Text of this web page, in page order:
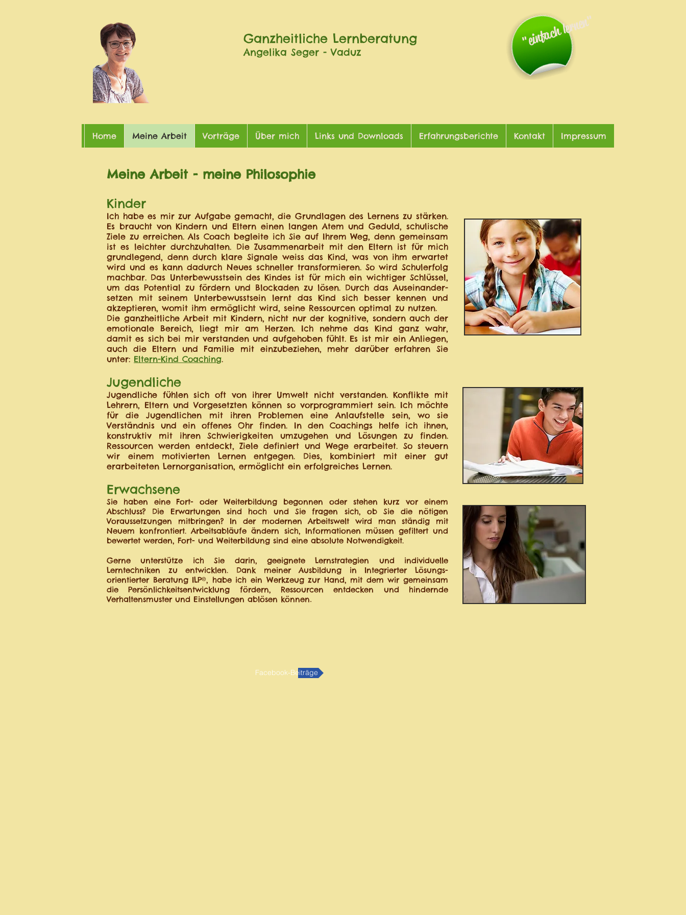
Ganzheitliche Lernberatung
Angelika Seger - Vaduz
"einfach lernen"
Home Meine Arbeit Vorträge Über mich Links und Downloads Erfahrungsberichte Kontakt Impressum
Meine Arbeit - meine Philosophie
Kinder
Ich habe es mir zur Aufgabe gemacht, die Grundlagen des Lernens zu stärken.
Es braucht von Kindern und Eltern einen langen Atem und Geduld, schulische
Ziele zu erreichen. Als Coach begleite ich Sie auf Ihrem Weg, denn gemeinsam
ist es leichter durchzuhalten. Die Zusammenarbeit mit den Eltern ist für mich
grundlegend, denn durch klare Signale weiss das Kind, was von ihm erwartet
wird und es kann dadurch Neues schneller transformieren. So wird Schulerfolg
machbar. Das Unterbewusstsein des Kindes ist für mich ein wichtiger Schlüssel,
um das Potential zu fördern und Blockaden zu lösen. Durch das Auseinander-
setzen mit seinem Unterbewusstsein lernt das Kind sich besser kennen und
akzeptieren, womit ihm ermöglicht wird, seine Ressourcen optimal zu nutzen.
Die ganzheitliche Arbeit mit Kindern, nicht nur der kognitive, sondern auch der
emotionale Bereich, liegt mir am Herzen. Ich nehme das Kind ganz wahr,
damit es sich bei mir verstanden und aufgehoben fühlt. Es ist mir ein Anliegen,
auch die Eltern und Familie mit einzubeziehen, mehr darüber erfahren Sie
unter: Eltern-Kind Coaching.
Jugendliche
Jugendliche fühlen sich oft von ihrer Umwelt nicht verstanden. Konflikte mit
Lehrern, Eltern und Vorgesetzten können so vorprogrammiert sein. Ich möchte
für die Jugendlichen mit ihren Problemen eine Anlaufstelle sein, wo sie
Verständnis und ein offenes Ohr finden. In den Coachings helfe ich ihnen,
konstruktiv mit ihren Schwierigkeiten umzugehen und Lösungen zu finden.
Ressourcen werden entdeckt, Ziele definiert und Wege erarbeitet. So steuern
wir einem motivierten Lernen entgegen. Dies, kombiniert mit einer gut
erarbeiteten Lernorganisation, ermöglicht ein erfolgreiches Lernen.
Erwachsene
Sie haben eine Fort- oder Weiterbildung begonnen oder stehen kurz vor einem
Abschluss? Die Erwartungen sind hoch und Sie fragen sich, ob Sie die nötigen
Voraussetzungen mitbringen? In der modernen Arbeitswelt wird man ständig mit
Neuem konfrontiert. Arbeitsabläufe ändern sich, Informationen müssen gefiltert und
bewertet werden, Fort- und Weiterbildung sind eine absolute Notwendigkeit.
Gerne unterstütze ich Sie darin, geeignete Lernstrategien und individuelle
Lerntechniken zu entwicklen. Dank meiner Ausbildung in Integrierter Lösungs-
orientierter Beratung ILP®, habe ich ein Werkzeug zur Hand, mit dem wir gemeinsam
die Persönlichkeitsentwicklung fördern, Ressourcen entdecken und hindernde
Verhaltensmuster und Einstellungen ablösen können.
Facebook-Beiträge